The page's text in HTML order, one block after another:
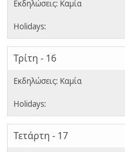
Τρίτη - 16
Τετάρτη - 17